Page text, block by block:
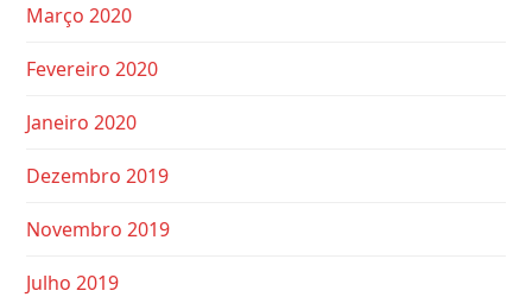
Março 2020
Fevereiro 2020
Janeiro 2020
Dezembro 2019
Novembro 2019
Julho 2019